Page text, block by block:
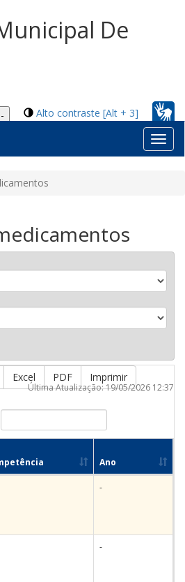
De
Alto contraste [Alt + 3]
Excel PDF Imprimir
Última Atualização: 19/05/2026 12:37
Ano
-
-